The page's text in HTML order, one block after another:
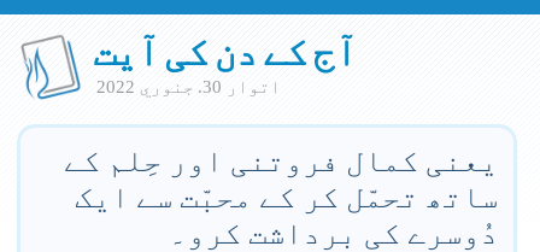
آج کے دن کی آیت
اتوار 30. جنوري 2022
یعنی کمال فروتنی اور حِلم کے
ساتھ تحمّل کر کے محبّت سے ایک
دُوسرے کی برداشت کرو۔